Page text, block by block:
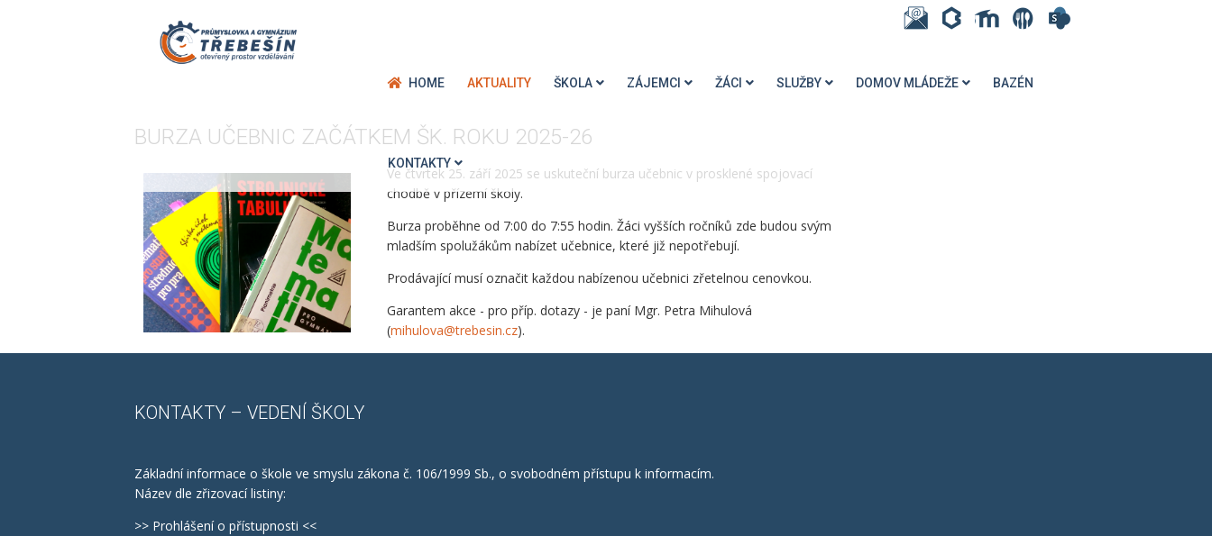
HOME AKTUALITY ŠKOLA ZÁJEMCI ŽÁCI SLUŽBY DOMOV MLÁDEŽE BAZÉN
KONTAKTY
BURZA UČEBNIC ZAČÁTKEM ŠK. ROKU 2025-26
Ve čtvrtek 25. září 2025 se uskuteční burza učebnic v prosklené spojovací
chodbě v přízemí školy.
Burza proběhne od 7:00 do 7:55 hodin. Žáci vyšších ročníků zde budou svým
mladším spolužákům nabízet učebnice, které již nepotřebují.
Prodávající musí označit každou nabízenou učebnici zřetelnou cenovkou.
Garantem akce - pro příp. dotazy - je paní Mgr. Petra Mihulová
(mihulova@trebesin.cz).
KONTAKTY – VEDENÍ ŠKOLY
Základní informace o škole ve smyslu zákona č. 106/1999 Sb., o svobodném přístupu k informacím.
Název dle zřizovací listiny:
>> Prohlášení o přístupnosti <<